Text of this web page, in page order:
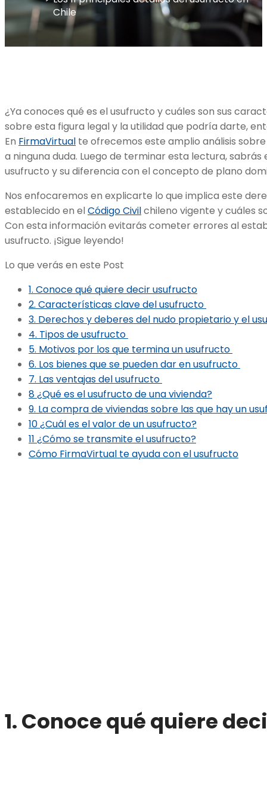
Chile
¿Ya conoces qué es el usufructo y cuáles son sus
sobre esta figura legal y la utilidad que podría darte,
En FirmaVirtual te ofrecemos este amplio análisis
a ninguna duda. Luego de terminar esta lectura,
usufructo y su diferencia con el concepto de plano
Nos enfocaremos en explicarte lo que implica este
establecido en elCódigo Civilchileno vigente y cuáles
Con esta información evitarás cometer errores al
usufructo. ¡Sigue leyendo!
Lo que verás en este Post
1. Conoce qué quiere decir usufructo
2. Características clave del usufructo
3. Derechos y deberes del nudo propietario y el
4. Tipos de usufructo
5. Motivos por los que termina un usufructo
6. Los bienes que se pueden dar en usufructo
7. Las ventajas del usufructo
8 ¿Qué es el usufructo de una vivienda?
9. La compra de viviendas sobre las que hay un
10 ¿Cuál es el valor de un usufructo?
11 ¿Cómo se transmite el usufructo?
Cómo FirmaVirtual te ayuda con el usufructo
1. Conoce qué quiere